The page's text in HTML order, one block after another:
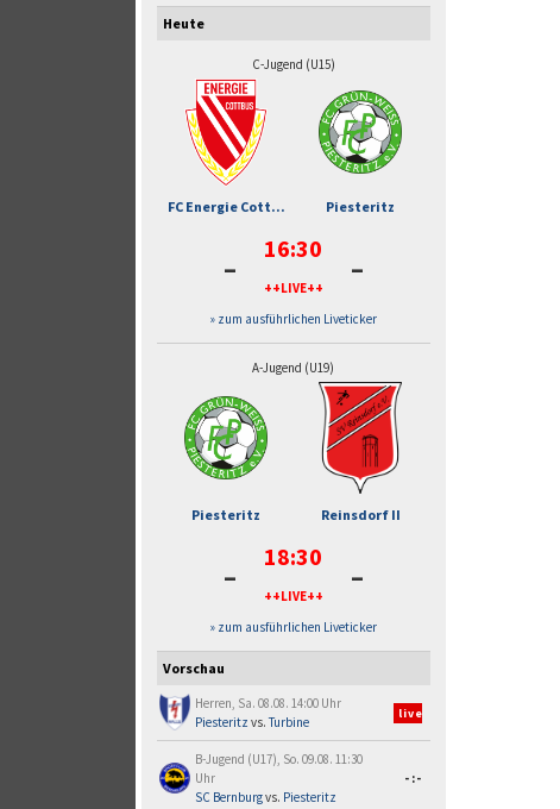
Heute
C-Jugend (U15)
FC Energie Cott... Piesteritz
- 16:30
++LIVE++ -
» zum ausführlichen Liveticker
A-Jugend (U19)
Piesteritz Reinsdorf II
- 18:30
++LIVE++ -
» zum ausführlichen Liveticker
Vorschau
Herren, Sa. 08.08. 14:00 Uhr
Piesteritz vs.Turbine
live
B-Jugend (U17), So. 09.08. 11:30
Uhr
SC Bernburgvs. Piesteritz
-:-